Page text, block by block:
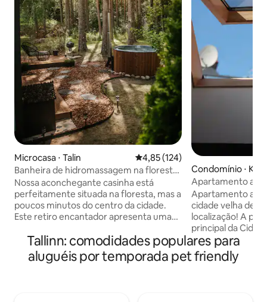
Microcasa ⋅ Talin 4,85 de uma avaliação média de
4,85 (124)
Banheira de hidromassagem na floresta |
10 minutos do centro
Nossa aconchegante casinha está
perfeitamente situada na floresta, mas a
poucos minutos do centro da cidade.
Este retiro encantador apresenta uma
dossel de árvores, onde você pode
relaxar enquanto ouve as canções
suaves dos pássaros locais. No interior,
Condomínio ⋅
Apartamento
de 2 quartos no
Apartamento
cidade velha de
localização! A
principal da
e da Praça
estar
jantar, cozinha
Tallinn: comodidades populares para
aluguéis por temporada pet friendly